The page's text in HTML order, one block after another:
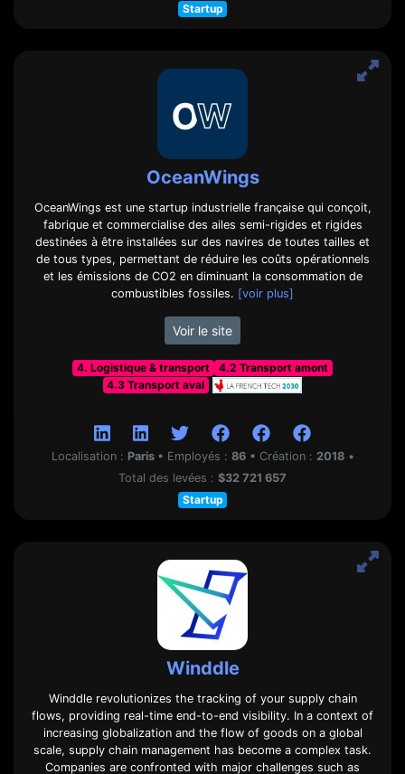
Startup
OceanWings
OceanWings est une startup industrielle française qui conçoit,
fabrique et commercialise des ailes semi-rigides et rigides
destinées à être installées sur des navires de toutes tailles et
de tous types, permettant de réduire les coûts opérationnels
et les émissions de CO2 en diminuant la consommation de
combustibles fossiles. [voir plus]
Voir le site
4. Logistique & transport
4.2 Transport amont
4.3 Transport aval
Localisation : Paris • Employés : 86 • Création : 2018 •
Total des levées : $32 721 657
Startup
Winddle
Winddle revolutionizes the tracking of your supply chain
flows, providing real-time end-to-end visibility. In a context of
increasing globalization and the flow of goods on a global
scale, supply chain management has become a complex task.
Companies are confronted with major challenges such as